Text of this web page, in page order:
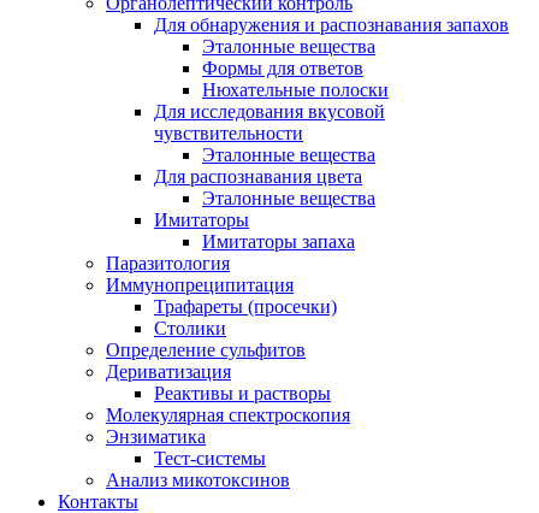
Для обнаружения и распознавания запахов
Эталонные вещества
Формы для ответов
Нюхательные полоски
Для исследования вкусовой
чувствительности
Эталонные вещества
Для распознавания цвета
Эталонные вещества
Имитаторы
Имитаторы запаха
Паразитология
Иммунопреципитация
Трафареты (просечки)
Столики
Определение сульфитов
Дериватизация
Реактивы и растворы
Молекулярная спектроскопия
Энзиматика
Тест-системы
Анализ микотоксинов
Контакты